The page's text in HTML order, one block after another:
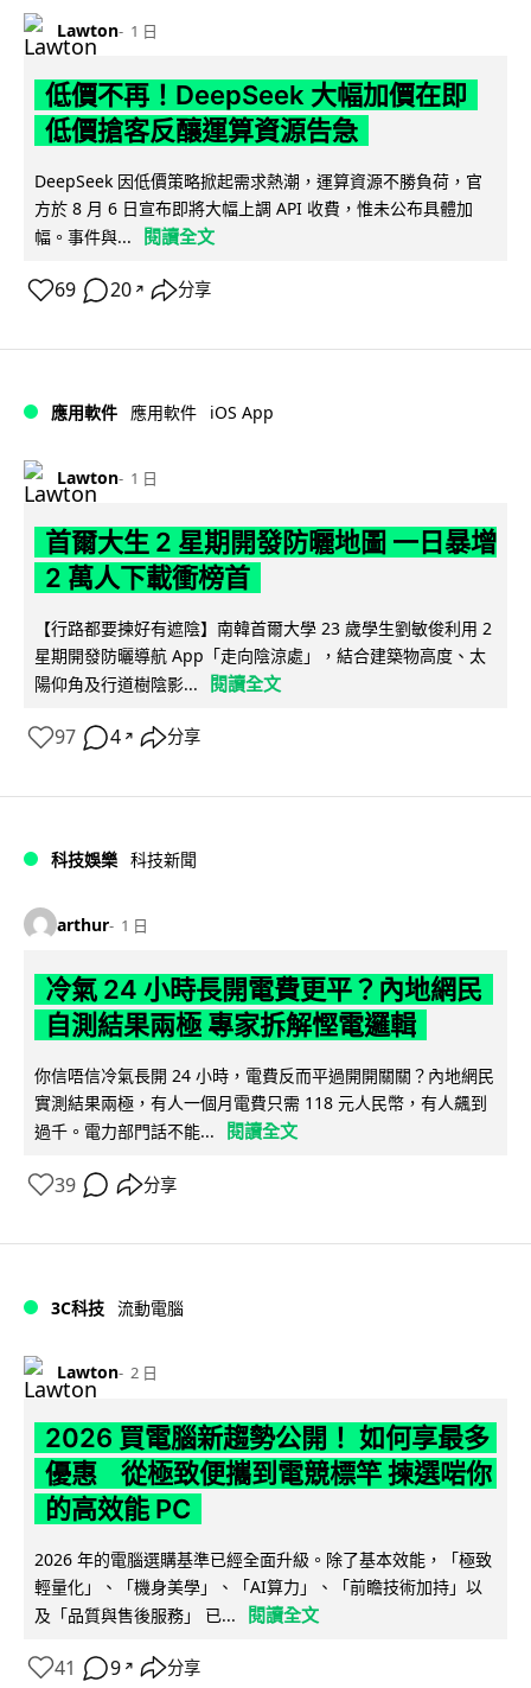
Lawton 1 日
低價不再！DeepSeek 大幅加價在即
低價搶客反釀運算資源告急
DeepSeek 因低價策略掀起需求熱潮，運算資源不勝負荷，官
方於 8 月 6 日宣布即將大幅上調 API 收費，惟未公布具體加
幅。事件與...
閱讀全文
69 20 ↗ 分享
應用軟件 應用軟件 iOS App
Lawton 1 日
首爾大生 2 星期開發防曬地圖 一日暴增
2 萬人下載衝榜首
【行路都要揀好有遮陰】南韓首爾大學 23 歲學生劉敏俊利用 2
星期開發防曬導航 App「走向陰涼處」，結合建築物高度、太
陽仰角及行道樹陰影...
閱讀全文
97 4 ↗ 分享
科技娛樂 科技新聞
arthur 1 日
冷氣 24 小時長開電費更平？內地網民
自測結果兩極 專家拆解慳電邏輯
你信唔信冷氣長開 24 小時，電費反而平過開開關關？內地網民
實測結果兩極，有人一個月電費只需 118 元人民幣，有人飆到
過千。電力部門話不能...
閱讀全文
39 分享
3C科技 流動電腦
Lawton 2 日
2026 買電腦新趨勢公開！ 如何享最多
優惠 從極致便攜到電競標竿 揀選啱你
的高效能 PC
2026 年的電腦選購基準已經全面升級。除了基本效能，「極致
輕量化」、「機身美學」、「AI算力」、「前瞻技術加持」以
及「品質與售後服務」 已...
閱讀全文
41 9 ↗ 分享